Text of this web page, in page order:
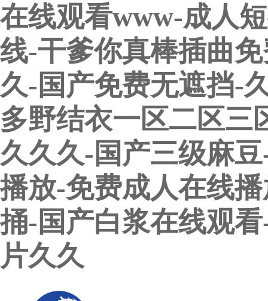
在线观看www-成人
线-干爹你真棒插曲
久-国产免费无遮挡-
多野结衣一区二区三
久久久-国产三级麻
播放-免费成人在线
捅-国产白浆在线观
片久久